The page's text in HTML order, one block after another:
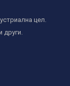
цел.
други.